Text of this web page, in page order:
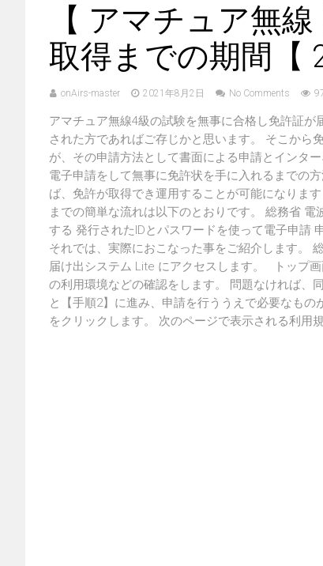
【 アマチュア無
取得までの期間【
onAirs-master 2021年8月2日 No Comments
アマチュア無線4級の試験を無事に合格し免許証
された方であればご存じかと思います。 そこから
が、その申請方法として書面による申請とインタ
電子申請をして無事に免許状を手に入れるまでの
ば、免許が取得でき運用することが可能になりま
までの簡単な流れは以下のとおりです。 総務省
する 発行されたIDとパスワードを使って電子申請
それでは、実際におこなった事をご紹介します。
届け出システム Lite にアクセスします。 トップ
の利用環境などの確認をします。 問題なければ、
と【手順2】に進み、申請を行ううえで必要なも
をクリックします。 次のページで表示される利用